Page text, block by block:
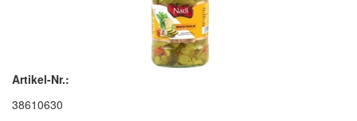
Artikel-Nr.:
38610630